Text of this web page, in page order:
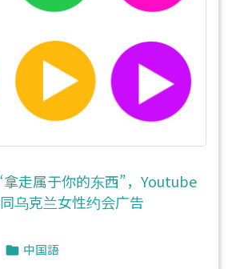
走属于你的东西”，Youtube
乌克兰女性约会广告
 中国語